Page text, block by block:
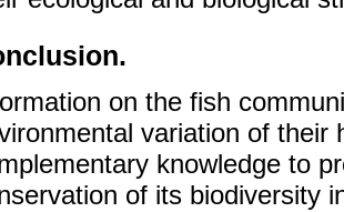
on the fish
variation of their
knowledge to
of its biodiversity